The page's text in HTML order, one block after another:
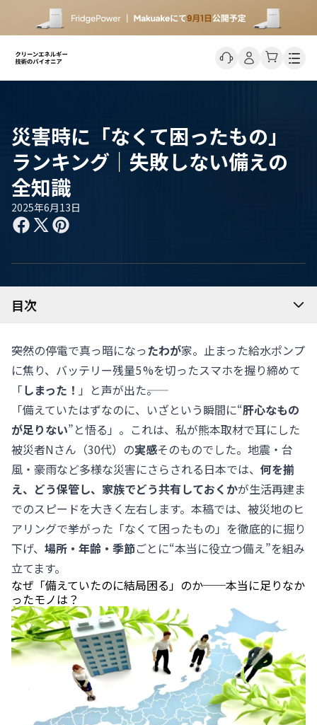
災害時に「なくて困ったもの」
ランキング｜失敗しない備えの
全知識
2025年6月13日
目次
――突然の停電で真っ暗になったわが家。止まった給水ポンプ
に焦り、バッテリー残量5 %を切ったスマホを握り締めて
「しまった！ 」と声が出た――。
「備えていたはずなのに、いざという瞬間に“肝心なもの
が足りない”と悟る」。これは、私が熊本取材で耳にした
被災者Nさん（30代）の実感そのものでした。地震・台
風・豪雨など多様な災害にさらされる日本では、 何を揃
え、どう保管し、家族でどう共有しておくかが生活再建ま
でのスピードを大きく左右します。本稿では、被災地のヒ
アリングで挙がった「なくて困ったもの」を徹底的に掘り
下げ、 場所・年齢・季節ごとに“本当に役立つ備え”を組み
立てます。
なぜ「備えていたのに結局困る」のか──本当に足りなか
ったモノは？